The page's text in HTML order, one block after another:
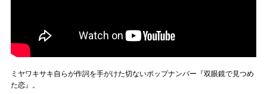
ミヤワキサキ自らが作詞を手がけた切ないポップナンバー『双眼鏡で見つめ
た恋』。